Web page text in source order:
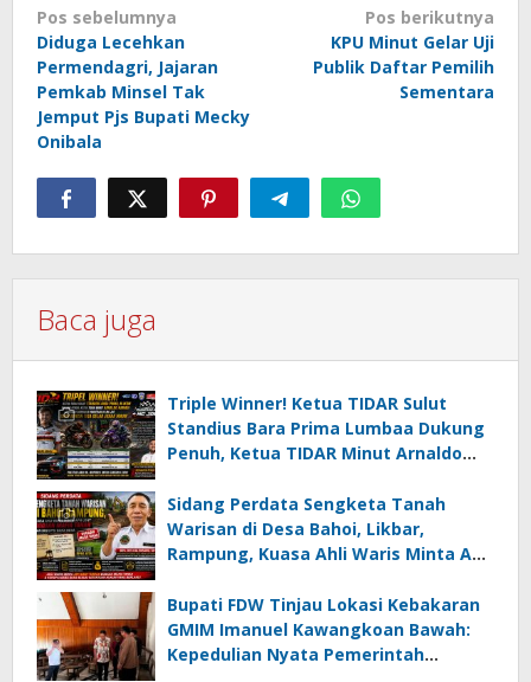
Navigasi
pos
Pos sebelumnya
Diduga Lecehkan
Permendagri, Jajaran
Pemkab Minsel Tak
Jemput Pjs Bupati Mecky
Onibala
Pos berikutnya
KPU Minut Gelar Uji
Publik Daftar Pemilih
Sementara
Baca juga
Triple Winner! Ketua TIDAR Sulut
Standius Bara Prima Lumbaa Dukung
Penuh, Ketua TIDAR Minut Arnaldo
05 MC JOE Sapu Bersih Tiga Gelar
Juara Umum
Sidang Perdata Sengketa Tanah
Warisan di Desa Bahoi, Likbar,
Rampung, Kuasa Ahli Waris Minta APH
Korupsi Dandes
Bupati FDW Tinjau Lokasi Kebakaran
GMIM Imanuel Kawangkoan Bawah:
Kepedulian Nyata Pemerintah